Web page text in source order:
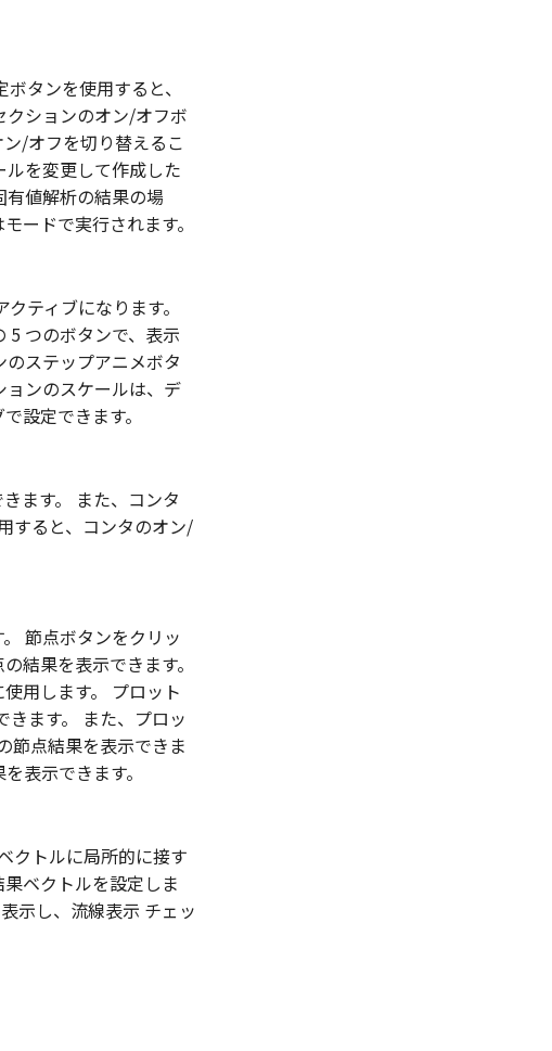
タンを使用すると、
クションのオン/オフボ
/オフを切り替えるこ
を変更して作成した
値解析の結果の場
ードで実行されます。
ティブになります。
5 つのボタンで、表示
ステップアニメボタ
ョンのスケールは、デ
設定できます。
ます。 また、コンタ
すると、コンタのオン/
節点ボタンをクリッ
結果を表示できます。
用します。 プロット
ます。 また、プロッ
節点結果を表示できま
表示できます。
クトルに局所的に接す
ベクトルを設定しま
示し、流線表示 チェッ